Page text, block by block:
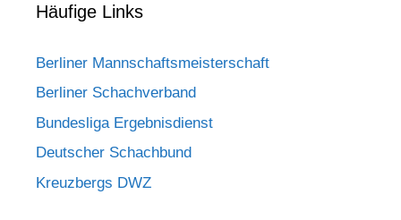
Häufige Links
Berliner Mannschaftsmeisterschaft
Berliner Schachverband
Bundesliga Ergebnisdienst
Deutscher Schachbund
Kreuzbergs DWZ